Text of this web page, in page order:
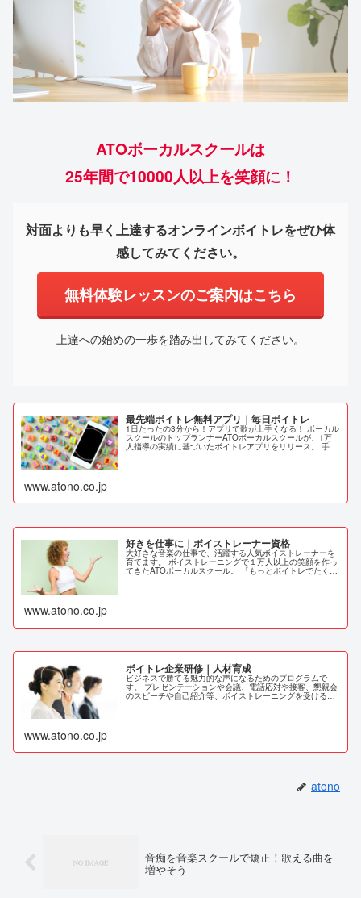
ATOボーカルスクールは
25年間で10000人以上を笑顔に！
対面よりも早く上達するオンラインボイトレをぜひ体
感してみてください。
無料体験レッスンのご案内はこちら
上達への始めの一歩を踏み出してみてください。
最先端ボイトレ無料アプリ｜毎日ボイトレ
1日たったの3分から！アプリで歌が上手くなる！ ボーカル
スクールのトップランナーATOボーカルスクールが、1万
人指導の実績に基づいたボイトレアプリをリリース。 手軽
www.atono.co.jp
好きを仕事に｜ボイストレーナー資格
大好きな音楽の仕事で、活躍する人気ボイストレーナーを
育てます。 ボイストレーニングで１万人以上の笑顔を作っ
てきたATOボーカルスクール。 「もっとボイトレでたくさ
www.atono.co.jp
ボイトレ企業研修｜人材育成
ビジネスで勝てる魅力的な声になるためのプログラムで
す。 プレゼンテーションや会議、電話応対や接客、懇親会
のスピーチや自己紹介等、ボイストレーニングを受けるこ
とで、あなたの本当に魅力的な声を最大限引き出し、ビジ
www.atono.co.jp
atono
音痴を音楽スクールで矯正！歌える曲を
増やそう